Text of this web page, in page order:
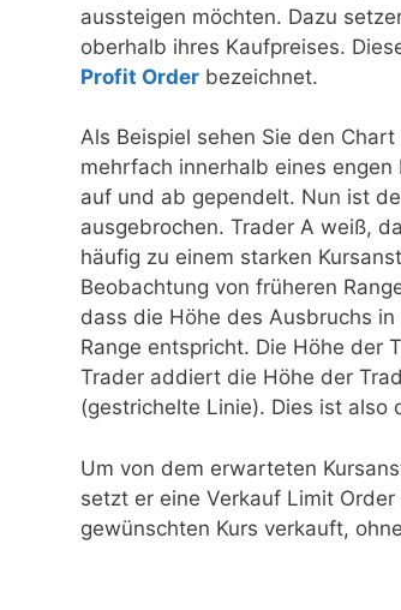
aussteigen möchten. Dazu
oberhalb ihres Kaufpreises.
Profit Order bezeichnet.
Als Beispiel sehen Sie den
mehrfach innerhalb eines engen
auf und ab gependelt. Nun ist
ausgebrochen. Trader A weiß,
häufig zu einem starken
Beobachtung von früheren
dass die Höhe des Ausbruchs
Range entspricht. Die Höhe der
Trader addiert die Höhe der
(gestrichelte Linie). Dies ist also
Um von dem erwarteten
setzt er eine Verkauf Limit
gewünschten Kurs verkauft,